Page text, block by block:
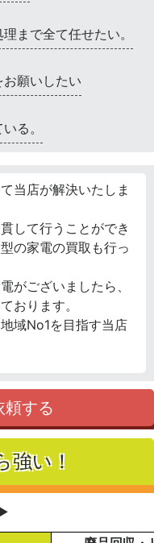
まで全て任せたい。
願いしたい
る。
当店が解決いたしま
して行うことができ
の家電の買取も行っ
がございましたら、
おります。
域No1を目指す当店
頼する
強い！